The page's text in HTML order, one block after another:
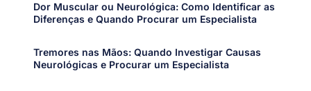
Dor Muscular ou Neurológica: Como Identificar as
Diferenças e Quando Procurar um Especialista
Tremores nas Mãos: Quando Investigar Causas
Neurológicas e Procurar um Especialista